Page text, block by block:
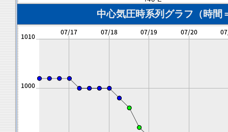
中心気圧時系列グラフ（時間